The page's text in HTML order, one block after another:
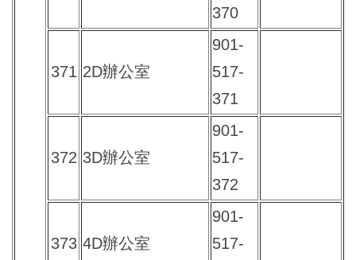
370
371 2D辦公室
901-
517-
371
372 3D辦公室
901-
517-
372
373 4D辦公室
901-
517-